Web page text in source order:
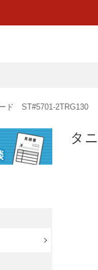
ド ST#5701-2TRG130
タ